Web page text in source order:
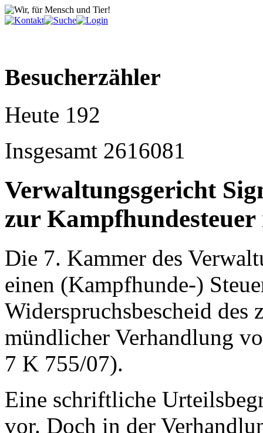
Besucherzähler
Heute 192
Insgesamt 2616081
Verwaltungsgericht
zur
Die 7. Kammer des
einen (Kampfhunde-)
Widerspruchsbescheid des
mündlicher Verhandlung
7 K 755/07).
Eine schriftliche
vor. Doch in der